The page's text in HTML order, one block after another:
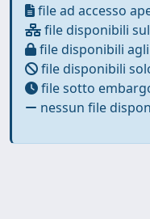
file ad accesso
file disponibili
file disponibili
file disponibili
file sotto
nessun file